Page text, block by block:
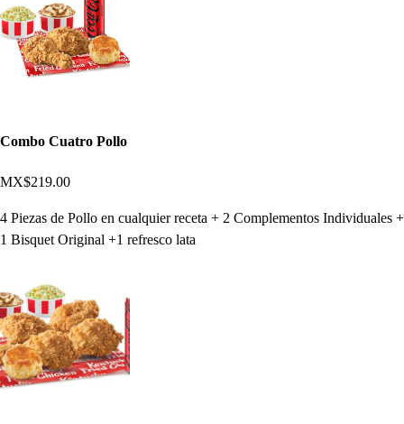
Combo Cuatro Pollo
MX$219.00
4 Piezas de Pollo en cualquier receta + 2 Complementos Individuales +
1 Bisquet Original +1 refresco lata